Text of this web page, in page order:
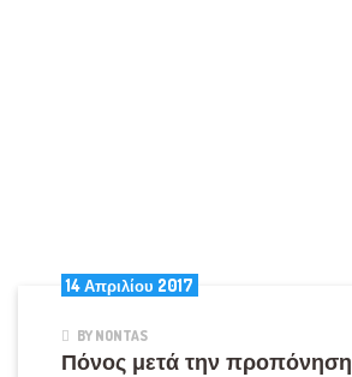
14 Απριλίου 2017
BY NONTAS
Πόνος μετά την προπόνηση